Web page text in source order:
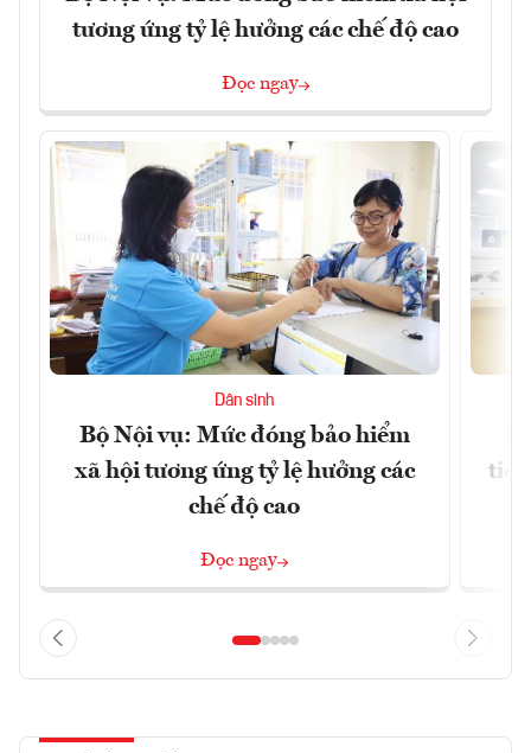
tương ứng tỷ lệ hưởng các chế độ cao
Đọc ngay
Dân sinh
Bộ Nội vụ: Mức đóng bảo hiểm
xã hội tương ứng tỷ lệ hưởng các
chế độ cao
Đọc ngay